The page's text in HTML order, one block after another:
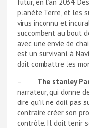
futur, en l’an 2034.
planète Terre, et les
virus inconnu et
succombent au bout
avec une envie de
est un survivant à
doit combattre les
– The stanley
narrateur, qui donne
dire qu’il ne doit pas
contraire créer son
contrôle. Il doit tenir